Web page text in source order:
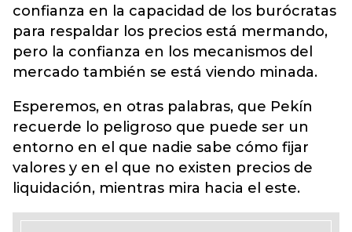
confianza en la capacidad de los burócratas
para respaldar los precios está mermando,
pero la confianza en los mecanismos del
mercado también se está viendo minada.
Esperemos, en otras palabras, que Pekín
recuerde lo peligroso que puede ser un
entorno en el que nadie sabe cómo fijar
valores y en el que no existen precios de
liquidación, mientras mira hacia el este.